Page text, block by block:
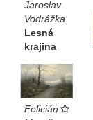
Jaroslav
Vodrážka
Lesná
krajina
Felicián